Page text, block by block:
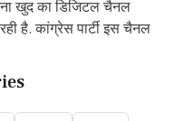
खुद का डिजिटल चैनल
है. कांग्रेस पार्टी इस चैनल